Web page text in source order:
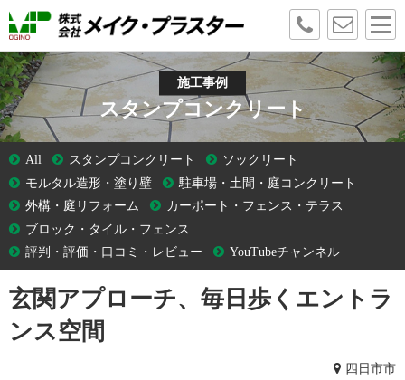
施工事例
スタンプコンクリート
All スタンプコンクリート
ソックリート
モルタル造形・塗り壁
駐車場・土間・庭コンクリート
外構・庭リフォーム
カーポート・フェンス・テラス
ブロック・タイル・フェンス
評判・評価・口コミ・レビュー
YouTubeチャンネル
玄関アプローチ、毎日歩くエントラ
ンス空間
四日市市